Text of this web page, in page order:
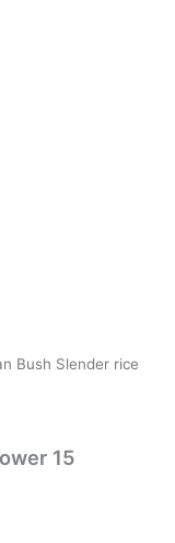
Bush Slender rice
15